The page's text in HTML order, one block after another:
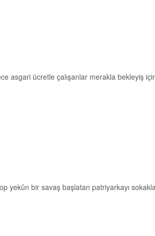
asgari ücretle çalışanlar merakla bekleyiş
yekûn bir savaş başlatan patriyarkayı